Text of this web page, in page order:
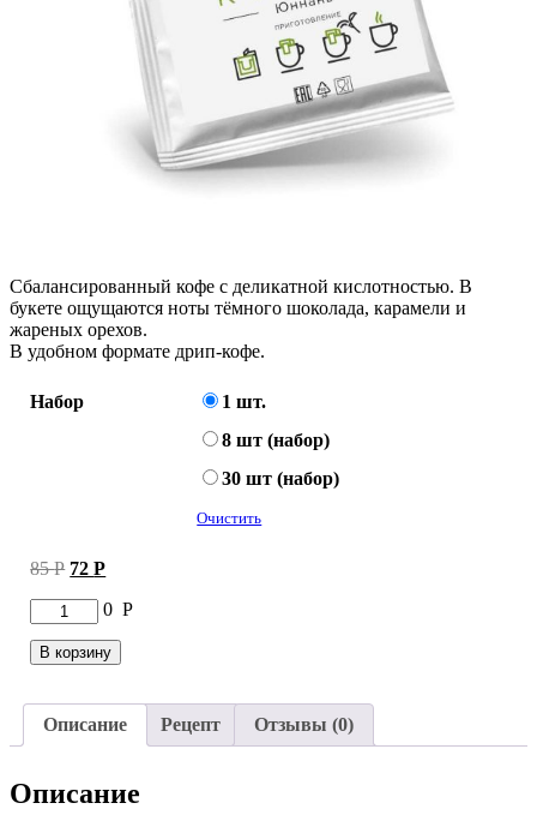
Сбалансированный кофе с деликатной кислотностью. В
букете ощущаются ноты тёмного шоколада, карамели и
жареных орехов.
В удобном формате дрип-кофе.
Набор
1 шт.
8 шт (набор)
30 шт (набор)
Очистить
85Р Первоначальная
составляла
72РТекущая
72 руб..
Количество
товара
Кофе
дрип-
0 Р
В корзину
Описание Рецепт Отзывы (0)
Описание